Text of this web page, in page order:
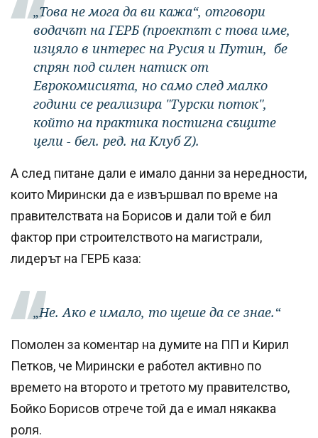
„Това не мога да ви кажа“, отговори
водачът на ГЕРБ (проектът с това име,
изцяло в интерес на Русия и Путин, бе
спрян под силен натиск от
Еврокомисията, но само след малко
години се реализира "Турски поток",
който на практика постигна същите
цели - бел. ред. на Клуб Z).
А след питане дали е имало данни за нередности,
които Мирински да е извършвал по време на
правителствата на Борисов и дали той е бил
фактор при строителството на магистрали,
лидерът на ГЕРБ каза:
„Не. Ако е имало, то щеше да се знае.“
Помолен за коментар на думите на ПП и Кирил
Петков, че Мирински е работел активно по
времето на второто и третото му правителство,
Бойко Борисов отрече той да е имал някаква
роля.